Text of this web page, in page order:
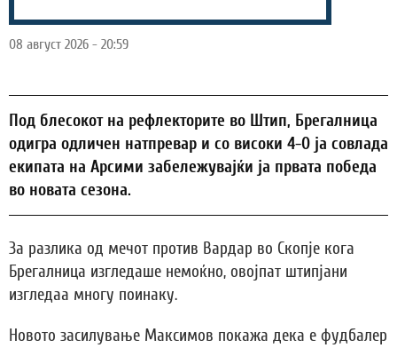
08 август 2026 - 20:59
Под блесокот на рефлекторите во Штип, Брегалница
одигра одличен натпревар и со високи 4-0 ја совлада
екипата на Арсими забележувајќи ја првата победа
во новата сезона.
За разлика од мечот против Вардар во Скопје кога
Брегалница изгледаше немоќно, овојпат штипјани
изгледаа многу поинаку.
Новото засилување Максимов покажа дека е фудбалер